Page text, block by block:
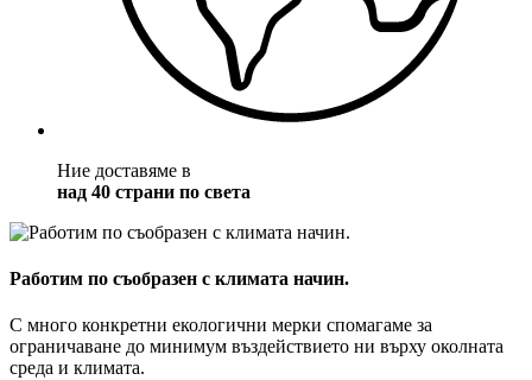
Ние доставяме в
над 40 страни по света
Работим по съобразен с климата начин.
С много конкретни екологични мерки спомагаме за
ограничаване до минимум въздействието ни върху околната
среда и климата.